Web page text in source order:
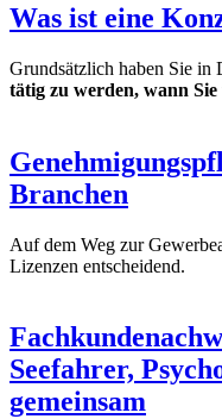
Was ist eine
Grundsätzlich haben Sie in
tätig zu werden, wann
Branchen
Auf dem Weg zur
Lizenzen entscheidend.
Seefahrer,
gemeinsam